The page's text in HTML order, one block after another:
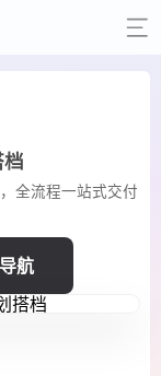
全流程一站式交付
航